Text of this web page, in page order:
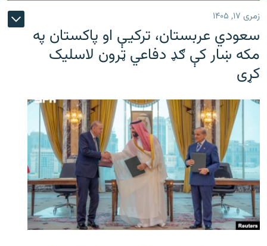
زمری ۱۷, ۱۴۰۵
سعودي عربستان، ترکیې او پاکستان په
مکه ښار کې ګډ دفاعي ټرون لاسلیک
کړی